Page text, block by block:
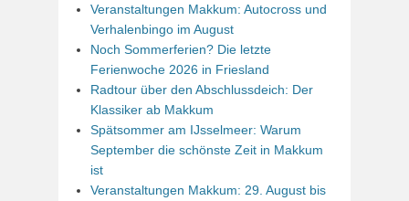
Veranstaltungen Makkum: Autocross und
Verhalenbingo im August
Noch Sommerferien? Die letzte
Ferienwoche 2026 in Friesland
Radtour über den Abschlussdeich: Der
Klassiker ab Makkum
Spätsommer am IJsselmeer: Warum
September die schönste Zeit in Makkum
ist
Veranstaltungen Makkum: 29. August bis